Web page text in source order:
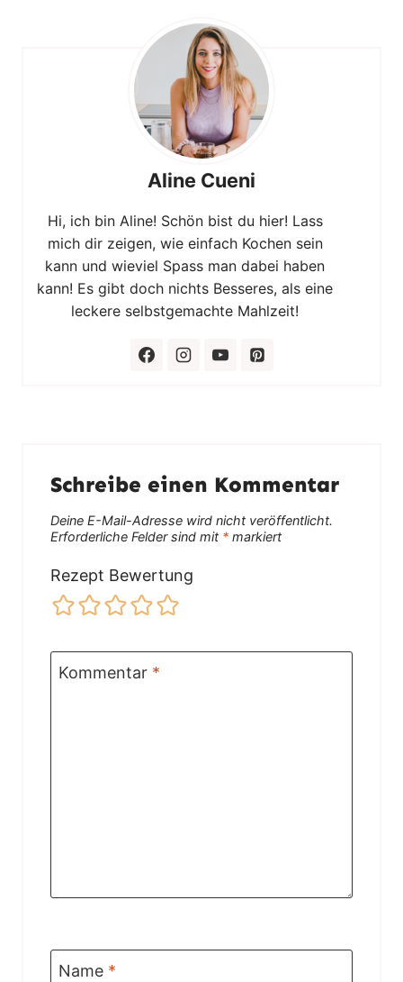
Aline Cueni
Hi, ich bin Aline! Schön bist du hier! Lass
mich dir zeigen, wie einfach Kochen sein
kann und wieviel Spass man dabei haben
kann! Es gibt doch nichts Besseres, als eine
leckere selbstgemachte Mahlzeit!
Schreibe einen Kommentar
Deine E-Mail-Adresse wird nicht veröffentlicht.
Erforderliche Felder sind mit * markiert
Rezept Bewertung
Kommentar *
Name *